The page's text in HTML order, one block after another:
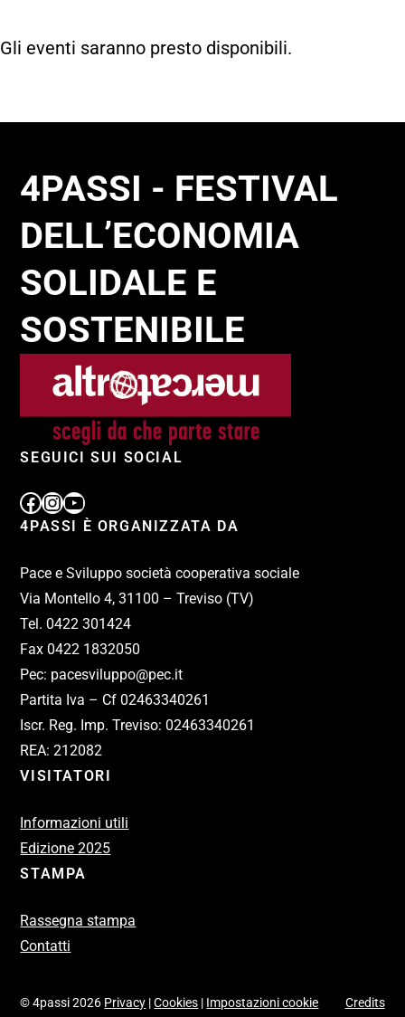
Gli eventi saranno presto disponibili.
4PASSI - FESTIVAL
DELL’ECONOMIA
SOLIDALE E
SOSTENIBILE
SEGUICI SUI SOCIAL
4PASSI È ORGANIZZATA DA
Pace e Sviluppo società cooperativa sociale
Via Montello 4, 31100 – Treviso (TV)
Tel. 0422 301424
Fax 0422 1832050
Pec: pacesviluppo@pec.it
Partita Iva – Cf 02463340261
Iscr. Reg. Imp. Treviso: 02463340261
REA: 212082
VISITATORI
Informazioni utili
Edizione 2025
STAMPA
Rassegna stampa
Contatti
© 4passi 2026 Privacy |Cookies | Impostazioni cookie Credits